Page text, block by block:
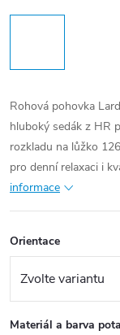
Rohová pohovka
hluboký sedák z HR
rozkladu na lůžko
pro denní relaxaci i
informace
Orientace
Materiál a barva